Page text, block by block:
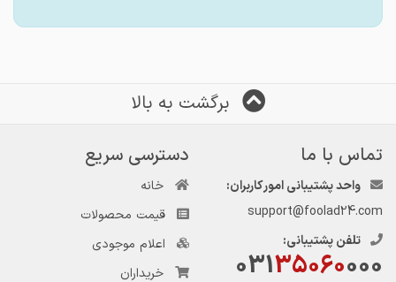
برگشت به بالا
تماس با ما
واحد پشتیبانی امور کاربران:
support@foolad24.com
تلفن پشتیبانی:
03135060000
دسترسی سریع
خانه
قیمت محصولات
اعلام موجودی
خریداران